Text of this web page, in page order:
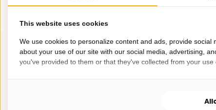
This website uses cookies
We use cookies to personalize content and ads, provide
about your use of our site with our social media, advertising,
you've provided to them or that they've collected from your use